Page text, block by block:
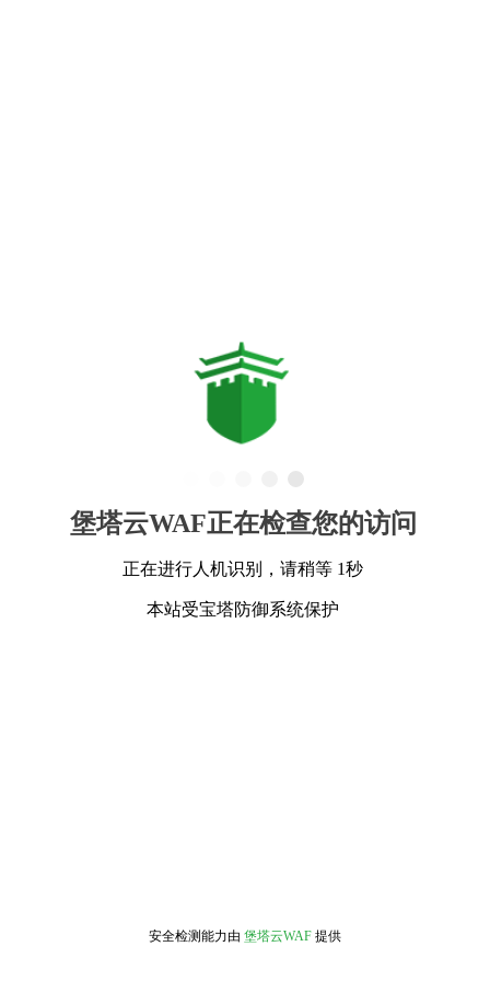
堡塔云WAF正在检查您的访问
正在进行人机识别，请稍等 1秒
本站受宝塔防御系统保护
安全检测能力由 堡塔云WAF 提供